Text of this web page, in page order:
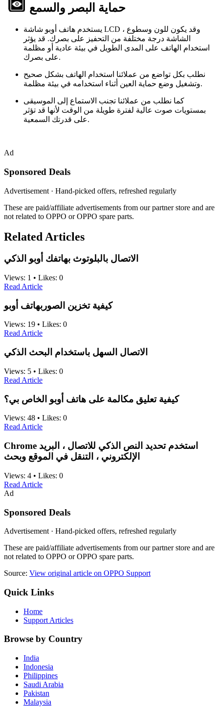
حماية البصر والسمع
يستخدم هاتف أوبو شاشة LCD ، وقد يكون للون وسطوع
الشاشة درجة مختلفة من التحفيز على بصرك. قد يؤثر
استخدام الهاتف على المدى الطويل في بيئة عادية أو مظلمة
على بصرك.
نطلب بكل تواضع من عملائنا استخدام الهاتف بشكل صحيح
وتشغيل وضع حماية العين أثناء استخدامه في بيئة مظلمة.
كما نطلب من عملائنا تجنب الاستماع إلى الموسيقى
بمستويات صوت عالية لفترة طويلة من الوقت لأنها قد تؤثر
على قدرتك السمعية.
Ad
Sponsored Deals
Advertisement · Hand-picked offers, refreshed regularly
These are paid/affiliate advertisements from our partner store and are
not related to OPPO or OPPO spare parts.
Related Articles
الاتصال بالبلوتوث بهاتفك أوبو الذكي
Views: 1 • Likes: 0
Read Article
كيفية تخزين الصوربهاتف أوبو
Views: 19 • Likes: 0
Read Article
الاتصال السهل باستخدام البحث الذكي
Views: 5 • Likes: 0
Read Article
كيفية تعليق مكالمة على هاتف أوبو الخاص بي؟
Views: 48 • Likes: 0
Read Article
Chrome استخدم تحديد النص الذكي للاتصال ، البريد
الإلكتروني ، التنقل في الموقع وبحث
Views: 4 • Likes: 0
Read Article
Ad
Sponsored Deals
Advertisement · Hand-picked offers, refreshed regularly
These are paid/affiliate advertisements from our partner store and are
not related to OPPO or OPPO spare parts.
Source: View original article on OPPO Support
Quick Links
Home
Support Articles
Browse by Country
India
Indonesia
Philippines
Saudi Arabia
Pakistan
Malaysia